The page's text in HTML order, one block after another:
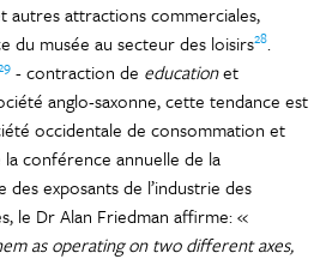
autres attractions commerciales,
du musée au secteur des loisirs28.
- contraction de educationet
anglo-saxonne, cette tendance est
occidentale de consommation et
la conférence annuelle de la
exposants de l’industrie des
le Dr Alan Friedman affirme: «
as operating on two different axes,